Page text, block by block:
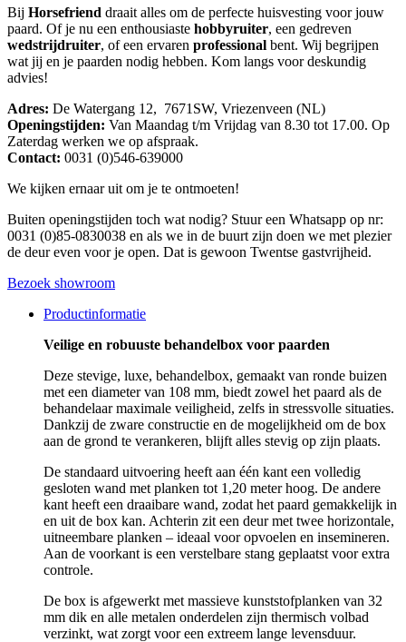
Bij Horsefriend draait alles om de perfecte huisvesting voor jouw
paard. Of je nu een enthousiaste hobbyruiter, een gedreven
wedstrijdruiter, of een ervaren professional bent. Wij begrijpen
wat jij en je paarden nodig hebben. Kom langs voor deskundig
advies!
Adres: De Watergang 12, 7671SW, Vriezenveen (NL)
Openingstijden: Van Maandag t/m Vrijdag van 8.30 tot 17.00. Op
Zaterdag werken we op afspraak.
Contact: 0031 (0)546-639000
We kijken ernaar uit om je te ontmoeten!
Buiten openingstijden toch wat nodig? Stuur een Whatsapp op nr:
0031 (0)85-0830038 en als we in de buurt zijn doen we met plezier
de deur even voor je open. Dat is gewoon Twentse gastvrijheid.
Bezoek showroom
Productinformatie
Veilige en robuuste behandelbox voor paarden
Deze stevige, luxe, behandelbox, gemaakt van ronde buizen
met een diameter van 108 mm, biedt zowel het paard als de
behandelaar maximale veiligheid, zelfs in stressvolle situaties.
Dankzij de zware constructie en de mogelijkheid om de box
aan de grond te verankeren, blijft alles stevig op zijn plaats.
De standaard uitvoering heeft aan één kant een volledig
gesloten wand met planken tot 1,20 meter hoog. De andere
kant heeft een draaibare wand, zodat het paard gemakkelijk in
en uit de box kan. Achterin zit een deur met twee horizontale,
uitneembare planken – ideaal voor opvoelen en insemineren.
Aan de voorkant is een verstelbare stang geplaatst voor extra
controle.
De box is afgewerkt met massieve kunststofplanken van 32
mm dik en alle metalen onderdelen zijn thermisch volbad
verzinkt, wat zorgt voor een extreem lange levensduur.